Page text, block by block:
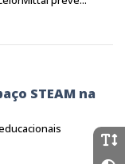
STEAM na